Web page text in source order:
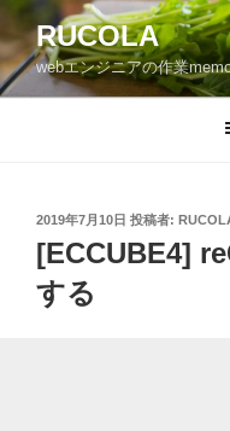
ン
テ
ン
RUCOLA
webエンジニアの作業
投
稿
日:
2019年7月10日 投稿者:
[ECCUBE4]
する